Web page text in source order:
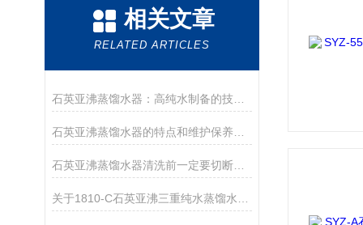
相关文章
RELATED ARTICLES
石英亚沸蒸馏水器：高纯水制备的技术核心
石英亚沸蒸馏水器清洗前一定要切断电源